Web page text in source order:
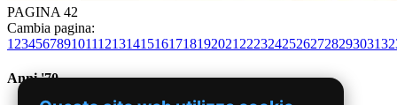
PAGINA 42
Cambia pagina:
1 23456789101112131415161718192021 2223242526272829303132
Anni '70